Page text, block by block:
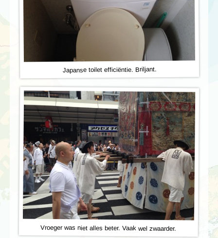
Japanse toilet efficiëntie. Briljant.
Vroeger was niet alles beter. Vaak wel zwaarder.